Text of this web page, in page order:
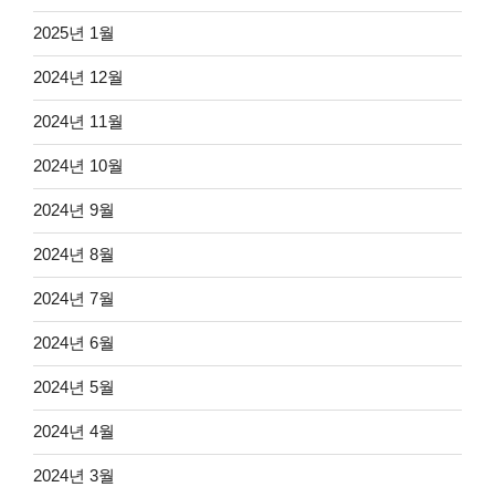
2025년 1월
2024년 12월
2024년 11월
2024년 10월
2024년 9월
2024년 8월
2024년 7월
2024년 6월
2024년 5월
2024년 4월
2024년 3월